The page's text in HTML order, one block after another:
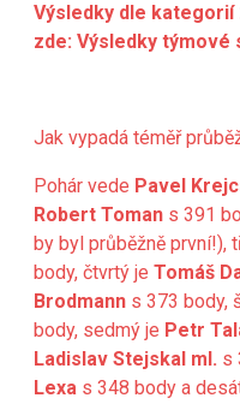
Výsledky dle kategorií
zde: Výsledky týmové
Jak vypadá téměř
Pohár vede Pavel
Robert Toman s 391
by byl průběžně první!),
body, čtvrtý je Tomáš
Brodmann s 373 body,
body, sedmý je Petr
Ladislav Stejskal ml. s
Lexa s 348 body a